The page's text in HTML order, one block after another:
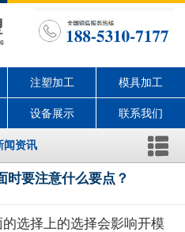
注塑加工 模具加工
设备展示 联系我们
闻资讯
时要注意什么要点？
选择上的选择会影响开模